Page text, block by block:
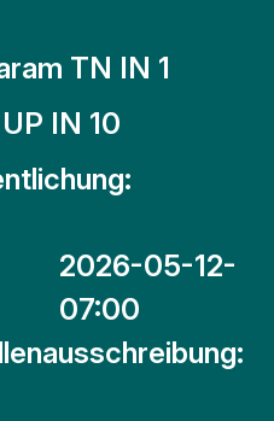
TN IN 1
IN 10
2026-05-12-
07:00